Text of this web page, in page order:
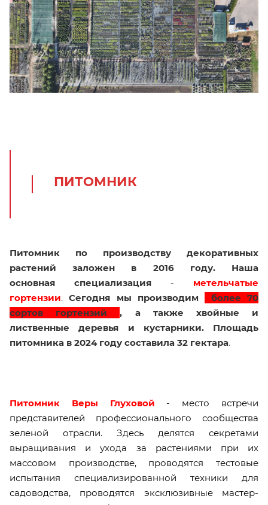
ПИТОМНИК
Питомник по производству декоративных
растений заложен в 2016 году. Наша
основная специализация - метельчатые
гортензии.Сегодня мы производим
более 70
сортов гортензий, а также хвойные и
лиственные деревья и кустарники. Площадь
питомника в 2024 году составила 32 гектара.
Питомник Веры Глуховой
- место встречи
представителей профессионального сообщества
зеленой отрасли. Здесь делятся секретами
выращивания и ухода за растениями при их
массовом производстве, проводятся тестовые
испытания специализированной техники для
садоводства, проводятся эксклюзивные мастер-